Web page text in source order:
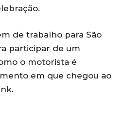
de trabalho para São
participar de um
o motorista é
em que chegou ao